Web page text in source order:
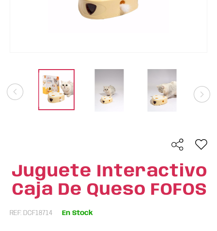
Juguete Interactivo
Caja De Queso FOFOS
REF: DCF18714 En Stock